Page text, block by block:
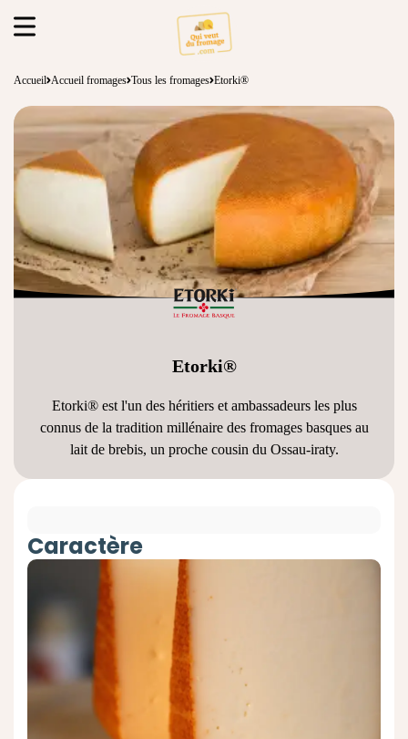
Accueil Accueil fromages Tous les fromages Etorki®
Etorki®
Etorki® est l'un des héritiers et ambassadeurs les plus
connus de la tradition millénaire des fromages basques au
lait de brebis, un proche cousin du Ossau-iraty.
Caractère